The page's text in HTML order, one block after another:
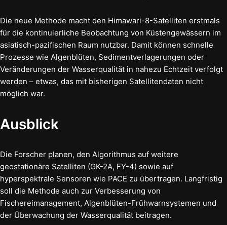
Die neue Methode macht den Himawari-8-Satelliten erstmals
für die kontinuierliche Beobachtung von Küstengewässern im
asiatisch-pazifischen Raum nutzbar. Damit können schnelle
Prozesse wie Algenblüten, Sedimentverlagerungen oder
Veränderungen der Wasserqualität in nahezu Echtzeit verfolgt
werden – etwas, das mit bisherigen Satellitendaten nicht
möglich war.
Ausblick
Die Forscher planen, den Algorithmus auf weitere
geostationäre Satelliten (GK-2A, FY-4) sowie auf
hyperspektrale Sensoren wie PACE zu übertragen. Langfristig
soll die Methode auch zur Verbesserung von
Fischereimanagement, Algenblüten-Frühwarnsystemen und
der Überwachung der Wasserqualität beitragen.